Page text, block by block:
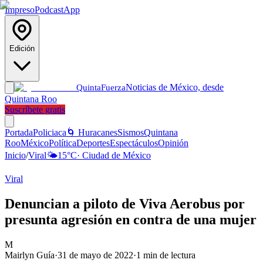
ImpresoPodcastApp
Edición
QuintaFuerzaNoticias de México, desde
Quintana Roo
Suscríbete gratis
PortadaPoliciaca 🌀 HuracanesSismosQuintana
RooMéxicoPolíticaDeportesEspectáculosOpinión
Inicio/Viral🌤️15°C· Ciudad de México
Viral
Denuncian a piloto de Viva Aerobus por
presunta agresión en contra de una mujer
M
Mairlyn Guía·31 de mayo de 2022·1 min de lectura